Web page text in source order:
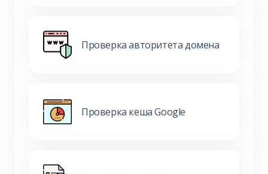
Проверка авторитета домена
Проверка кеша Google